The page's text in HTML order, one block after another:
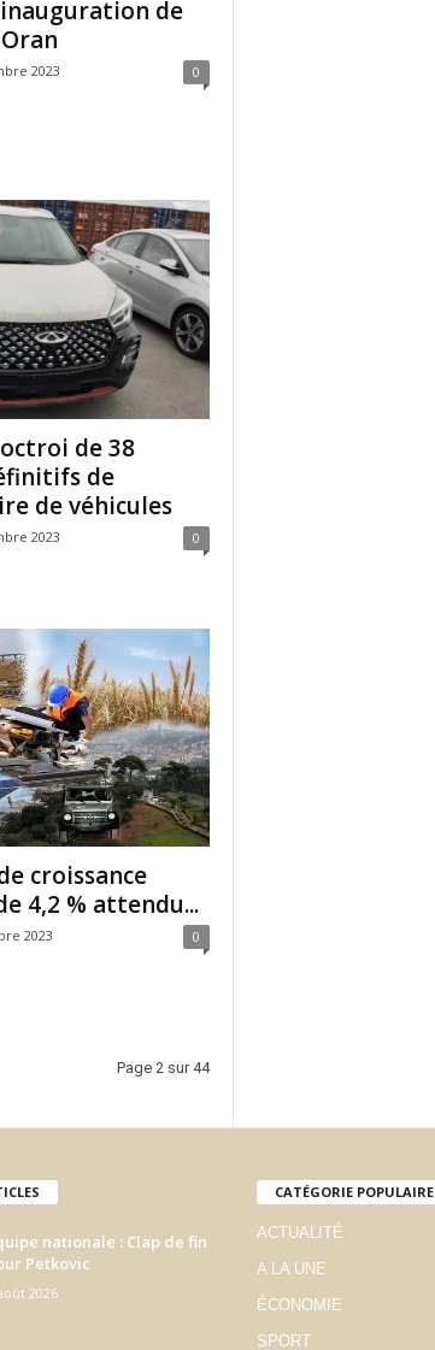
de
2023 0
de 38
de
de véhicules
2023 0
croissance
4,2 % attendu...
2023 0
Page 2 sur 44
nationale : Clap de fin
Petkovic
2026
CATÉGORIE POPULAIRE
ACTUALITÉ
A LA UNE
ÉCONOMIE
SPORT